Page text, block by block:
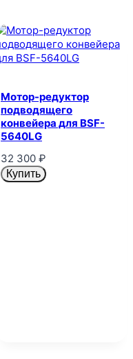
Мотор-редуктор
подводящего
конвейера для BSF-
5640LG
32 300 ₽
Купить